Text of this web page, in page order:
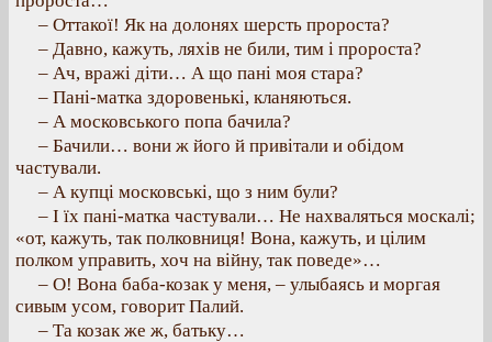
– Оттакої! Як на долонях шерсть пророста?
– Давно, кажуть, ляхів не били, тим і пророста?
– Ач, вражі діти… А що пані моя стара?
– Пані-матка здоровенькі, кланяються.
– А московського попа бачила?
– Бачили… вони ж його й привітали и обідом
частували.
– А купці московські, що з ним були?
– І їх пані-матка частували… Не нахваляться москалі;
«от, кажуть, так полковниця! Вона, кажуть, и цілим
полком управить, хоч на війну, так поведе»…
– О! Вона баба-козак у меня, – улыбаясь и моргая
сивым усом, говорит Палий.
– Та козак же ж, батьку…